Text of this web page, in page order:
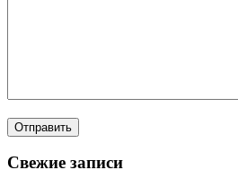
Свежие записи